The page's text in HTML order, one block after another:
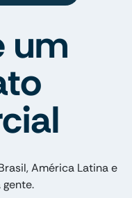
um
América Latina e
gente.